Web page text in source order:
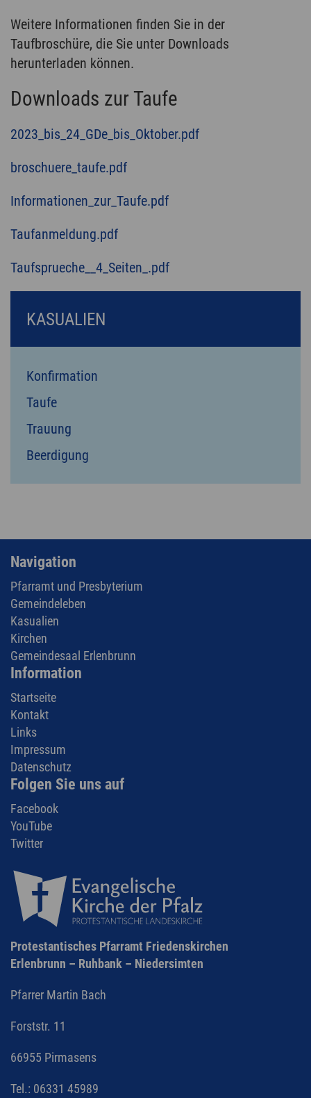
Weitere Informationen finden Sie in der
Taufbroschüre, die Sie unter Downloads
herunterladen können.
Downloads zur Taufe
2023_bis_24_GDe_bis_Oktober.pdf
broschuere_taufe.pdf
Informationen_zur_Taufe.pdf
Taufanmeldung.pdf
Taufsprueche__4_Seiten_.pdf
KASUALIEN
Konfirmation
Taufe
Trauung
Beerdigung
Navigation
Pfarramt und Presbyterium
Gemeindeleben
Kasualien
Kirchen
Gemeindesaal Erlenbrunn
Information
Startseite
Kontakt
Links
Impressum
Datenschutz
Folgen Sie uns auf
Facebook
YouTube
Twitter
Protestantisches Pfarramt Friedenskirchen
Erlenbrunn – Ruhbank – Niedersimten
Pfarrer Martin Bach
Forststr. 11
66955 Pirmasens
Tel.: 06331 45989